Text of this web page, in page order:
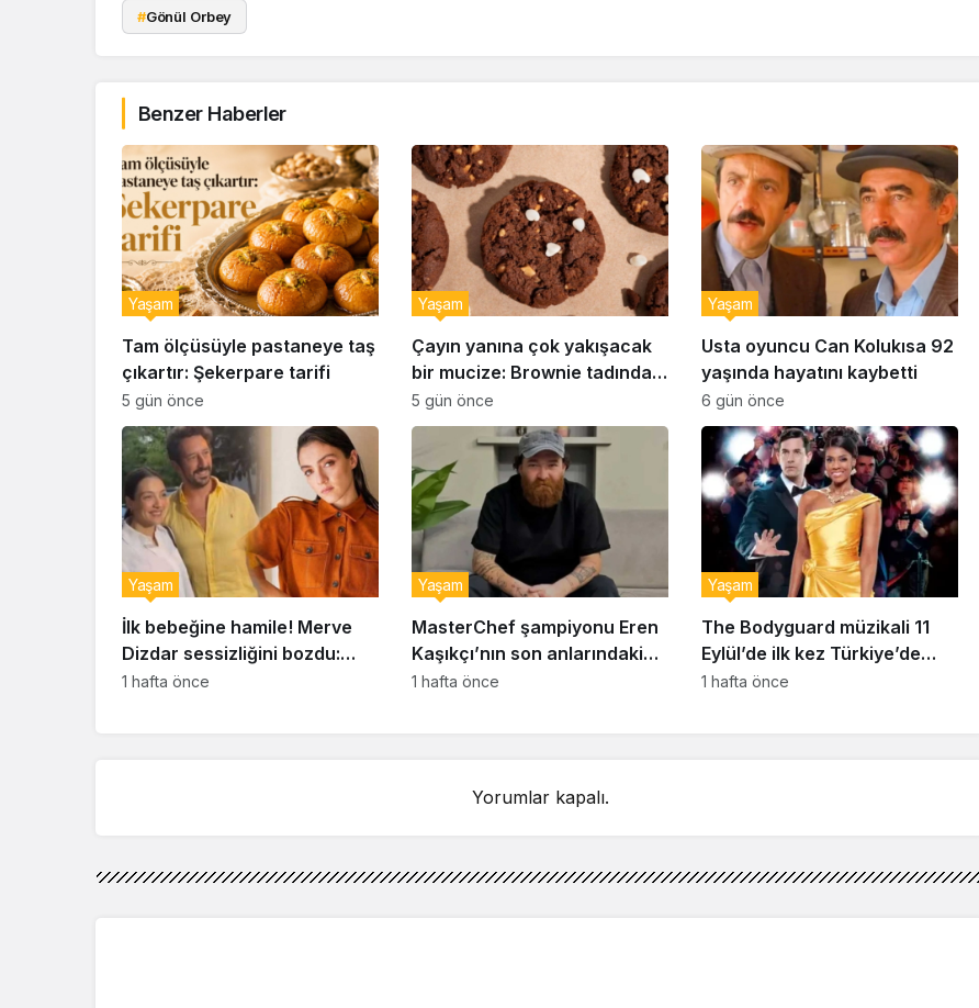
#Gönül Orbey
Benzer Haberler
Tam ölçüsüyle pastaneye taş
çıkartır: Şekerpare tarifi
Yaşam
5 gün önce
Çayın yanına çok yakışacak
bir mucize: Brownie tadında
ıslak kurabiye tarifi…
Yaşam
5 gün önce
Usta oyuncu Can Kolukısa 92
yaşında hayatını kaybetti
Yaşam
6 gün önce
İlk bebeğine hamile! Merve
Dizdar sessizliğini bozdu:
‘İsim bulmak çok zor’
Yaşam
1 hafta önce
MasterChef şampiyonu Eren
Kaşıkçı’nın son anlarındaki
kahreden detay ortaya çıktı
Yaşam
1 hafta önce
The Bodyguard müzikali 11
Eylül’de ilk kez Türkiye’de
sahnelenecek
Yaşam
1 hafta önce
Yorumlar kapalı.